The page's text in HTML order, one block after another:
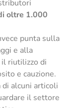
oltre 1.000
punta sulla
e alla
riutilizzo di
e cauzione.
di alcuni articoli
il settore